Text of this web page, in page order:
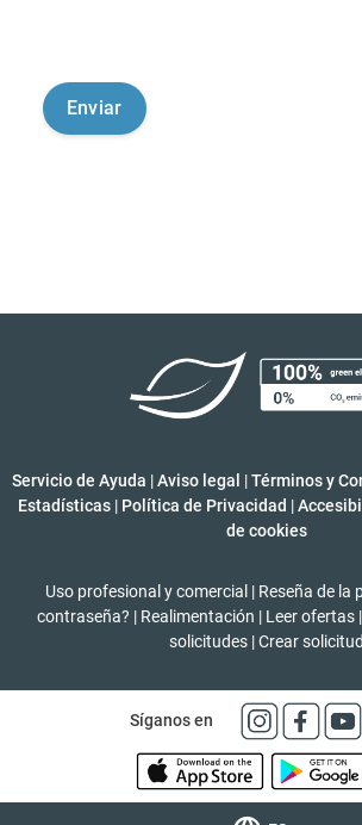
Servicio de Ayuda |Aviso legal |Términos y
Estadísticas | Política de Privacidad |
de cookies
Uso profesional y comercial | Reseña de la
contraseña? | Realimentación | Leer ofertas |
solicitudes |Crear solicitud
Síganos en